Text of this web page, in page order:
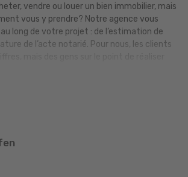
vendre ou louer un bien immobilier, mais
vous y prendre? Notre agence vous
long de votre projet : de l’estimation de
de l’acte notarié. Pour nous, les clients
et compétente
énergétique
immobilier